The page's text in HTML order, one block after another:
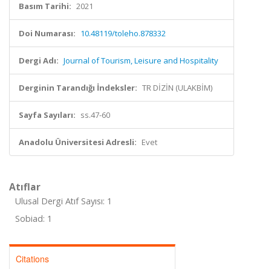
Basım Tarihi: 2021
Doi Numarası: 10.48119/toleho.878332
Dergi Adı: Journal of Tourism, Leisure and Hospitality
Derginin Tarandığı İndeksler: TR DİZİN (ULAKBİM)
Sayfa Sayıları: ss.47-60
Anadolu Üniversitesi Adresli: Evet
Atıflar
Ulusal Dergi Atıf Sayısı: 1
Sobiad: 1
Citations